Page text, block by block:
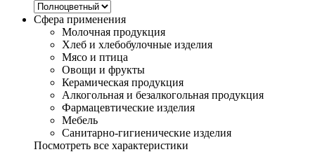
Сфера применения
Молочная продукция
Хлеб и хлебобулочные изделия
Мясо и птица
Овощи и фрукты
Керамическая продукция
Алкогольная и безалкогольная продукция
Фармацевтические изделия
Мебель
Санитарно-гигиенические изделия
Посмотреть все характеристики